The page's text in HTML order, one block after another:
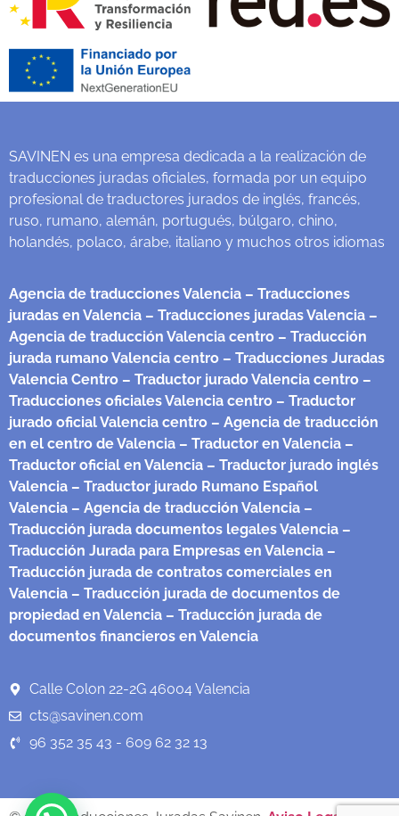
SAVINEN es una empresa dedicada a la realización de
traducciones juradas oficiales, formada por un equipo
profesional de traductores jurados de inglés, francés,
ruso, rumano, alemán, portugués, búlgaro, chino,
holandés, polaco, árabe, italiano y muchos otros idiomas
Agencia de traducciones Valencia – Traducciones
juradas en Valencia – Traducciones juradas Valencia –
Agencia de traducción Valencia centro – Traducción
jurada rumano Valencia centro – Traducciones Juradas
Valencia Centro – Traductor jurado Valencia centro –
Traducciones oficiales Valencia centro – Traductor
jurado oficial Valencia centro – Agencia de traducción
en el centro de Valencia – Traductor en Valencia –
Traductor oficial en Valencia – Traductor jurado inglés
Valencia – Traductor jurado Rumano Español
Valencia – Agencia de traducción Valencia –
Traducción jurada documentos legales Valencia –
Traducción Jurada para Empresas en Valencia –
Traducción jurada de contratos comerciales en
Valencia – Traducción jurada de documentos de
propiedad en Valencia – Traducción jurada de
documentos financieros en Valencia
Calle Colon 22-2G 46004 Valencia
cts@savinen.com
96 352 35 43 - 609 62 32 13